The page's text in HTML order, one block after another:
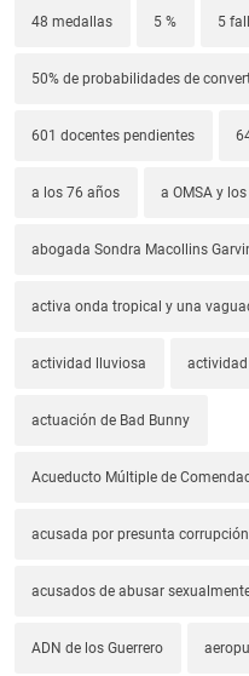
48 medallas 5 % 5
50% de probabilidades de
601 docentes pendientes
a los 76 años a OMSA y
abogada Sondra Macollins
activa onda tropical y una
actividad lluviosa
actuación de Bad Bunny
Acueducto Múltiple de
acusada por presunta corrupción
acusados de abusar
ADN de los Guerrero